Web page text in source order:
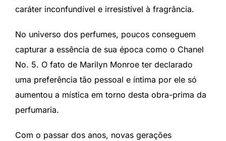
caráter inconfundível e irresistível à fragrância.
No universo dos perfumes, poucos conseguem
capturar a essência de sua época como o Chanel
No. 5. O fato de Marilyn Monroe ter declarado
uma preferência tão pessoal e íntima por ele só
aumentou a mística em torno desta obra-prima da
perfumaria.
Com o passar dos anos, novas gerações